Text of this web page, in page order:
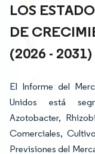
LOS
DE
(2026 - 2031)
El Informe del
Unidos está
Azotobacter,
Comerciales,
Previsiones del